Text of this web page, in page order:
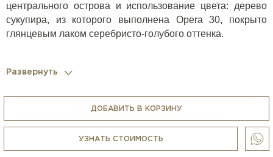
центрального острова и использование цвета: дерево
сукупира, из которого выполнена Opera 30, покрыто
глянцевым лаком серебристо-голубого оттенка.
бытовой техникой (варочные панели, духовки, вытяжки,
кофемашины, холодильники, блендеры, измельчители,
микроволновки, пароварки и др.) любых брендов, в том
Gaggenau,La Cornue и др.
Развернуть
ДОБАВИТЬ В КОРЗИНУ
УЗНАТЬ СТОИМОСТЬ